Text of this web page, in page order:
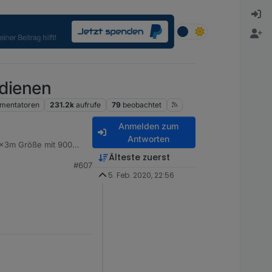
231.2k aufrufe 79 beobachtet
Größe mit 900
Matrix überfordert
schauen ob der
Ganz gemein an der
"nur" nicht richtig
#607
Anmelden zum
Antworten
Älteste zuerst
5. Feb. 2020, 22:56